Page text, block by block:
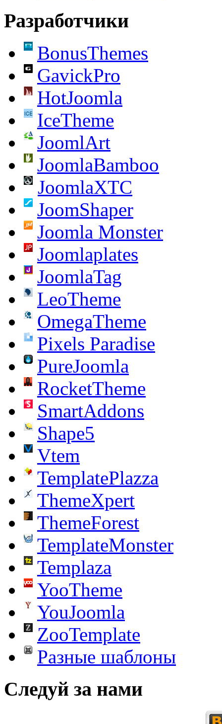
Разработчики
BonusThemes
GavickPro
HotJoomla
IceTheme
JoomlArt
JoomlaBamboo
JoomlaXTC
JoomShaper
Joomla Monster
Joomlaplates
JoomlaTag
LeoTheme
OmegaTheme
Pixels Paradise
PureJoomla
RocketTheme
SmartAddons
Shape5
Vtem
TemplatePlazza
ThemeXpert
ThemeForest
TemplateMonster
Templaza
YooTheme
YouJoomla
ZooTemplate
Разные шаблоны
Следуй за нами